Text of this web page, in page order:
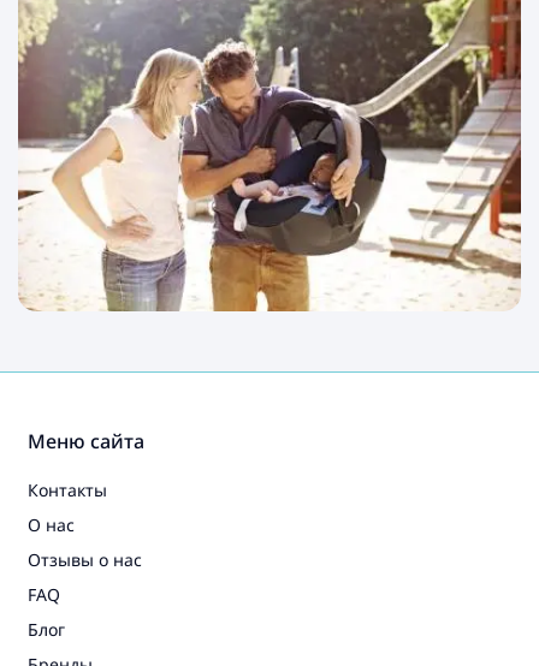
Меню сайта
Контакты
О нас
Отзывы о нас
FAQ
Блог